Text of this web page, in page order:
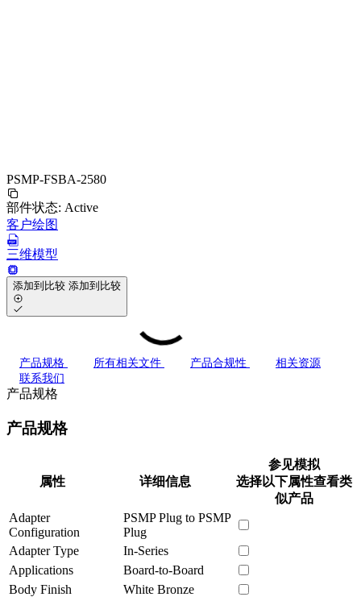
PSMP-FSBA-2580
部件状态: Active
客户绘图
三维模型
添加到比较 添加到比较
产品规格 所有相关文件 产品合规性
相关资源
联系我们
产品规格
产品规格
属性 详细信息
参见模拟
选择以下属性查看类
似产品
Adapter
Configuration
PSMP Plug to PSMP
Plug
Adapter Type
In-Series
Applications
Board-to-Board
Body Finish
White Bronze